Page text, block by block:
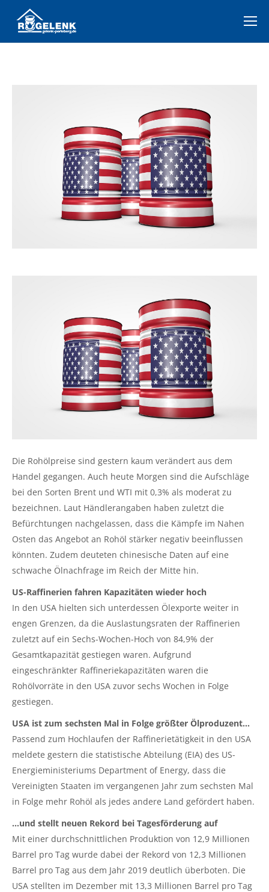
Die Rohölpreise sind gestern kaum verändert aus dem
Handel gegangen. Auch heute Morgen sind die Aufschläge
bei den Sorten Brent und WTI mit 0,3% als moderat zu
bezeichnen. Laut Händlerangaben haben zuletzt die
Befürchtungen nachgelassen, dass die Kämpfe im Nahen
Osten das Angebot an Rohöl stärker negativ beeinflussen
könnten. Zudem deuteten chinesische Daten auf eine
schwache Ölnachfrage im Reich der Mitte hin.
US-Raffinerien fahren Kapazitäten wieder hoch
In den USA hielten sich unterdessen Ölexporte weiter in
engen Grenzen, da die Auslastungsraten der Raffinerien
zuletzt auf ein Sechs-Wochen-Hoch von 84,9% der
Gesamtkapazität gestiegen waren. Aufgrund
eingeschränkter Raffineriekapazitäten waren die
Rohölvorräte in den USA zuvor sechs Wochen in Folge
gestiegen.
USA ist zum sechsten Mal in Folge größter Ölproduzent…
Passend zum Hochlaufen der Raffinerietätigkeit in den USA
meldete gestern die statistische Abteilung (EIA) des US-
Energieministeriums Department of Energy, dass die
Vereinigten Staaten im vergangenen Jahr zum sechsten Mal
in Folge mehr Rohöl als jedes andere Land gefördert haben.
…und stellt neuen Rekord bei Tagesförderung auf
Mit einer durchschnittlichen Produktion von 12,9 Millionen
Barrel pro Tag wurde dabei der Rekord von 12,3 Millionen
Barrel pro Tag aus dem Jahr 2019 deutlich überboten. Die
USA stellten im Dezember mit 13,3 Millionen Barrel pro Tag